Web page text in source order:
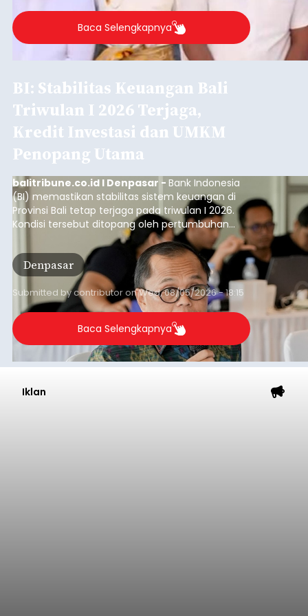
Baca Selengkapnya
BI: Stabilitas Keuangan Bali
Triwulan I 2026 Terjaga,
Kredit Investasi dan UMKM
Penopang Utama
balitribune.co.id I Denpasar - Bank Indonesia
(BI) memastikan stabilitas sistem keuangan di
Provinsi Bali tetap terjaga pada triwulan I 2026.
Kondisi tersebut ditopang oleh pertumbuhan
penyaluran kredit yang masih positif, terutama
pada sektor-sektor utama penggerak ekonomi
daerah, dengan risiko kredit yang tetap
terkendali.
Denpasar
Submitted bycontributoronWed, 08/05/2026 - 18:15
Baca Selengkapnya
Iklan